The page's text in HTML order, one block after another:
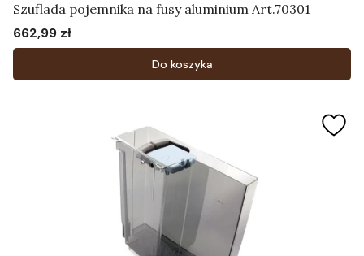
Szuflada pojemnika na fusy aluminium Art.70301
Cena
662,99 zł
Do koszyka